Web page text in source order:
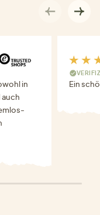
in
auch
Ein